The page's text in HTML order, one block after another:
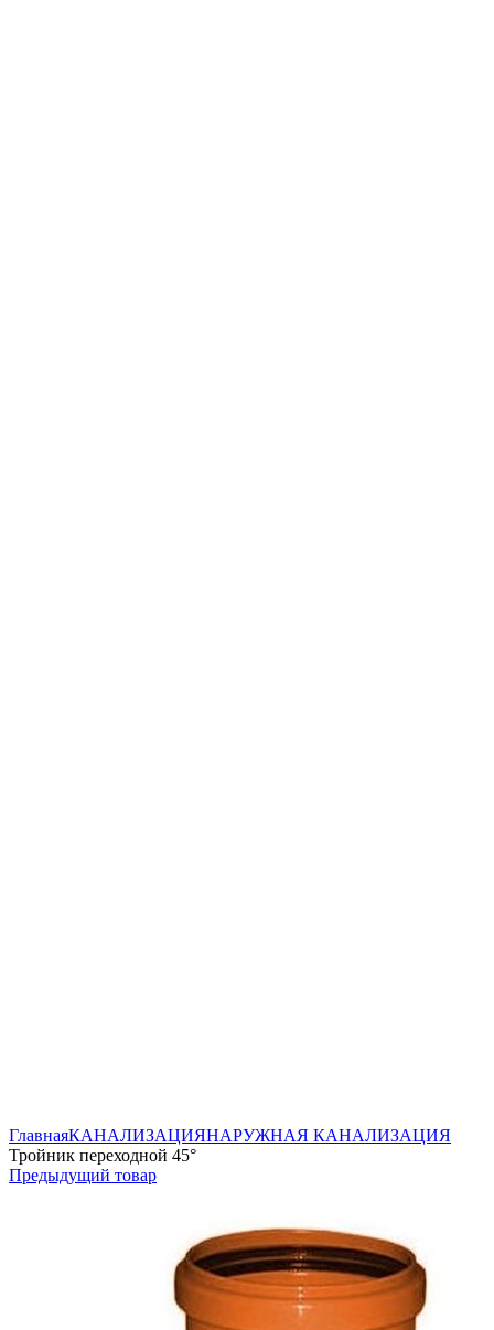
ГлавнаяКАНАЛИЗАЦИЯНАРУЖНАЯ КАНАЛИЗАЦИЯ
Тройник переходной 45°
Предыдущий товар